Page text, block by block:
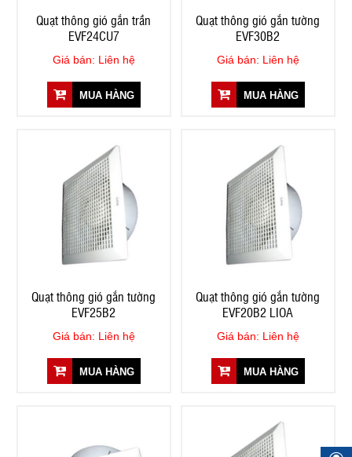
Quạt thông gió gắn trần
EVF24CU7
Giá bán: Liên hệ
MUA HÀNG
Quạt thông gió gắn tường
EVF30B2
Giá bán: Liên hệ
MUA HÀNG
Quạt thông gió gắn tường
EVF25B2
Giá bán: Liên hệ
MUA HÀNG
Quạt thông gió gắn tường
EVF20B2 LIOA
Giá bán: Liên hệ
MUA HÀNG